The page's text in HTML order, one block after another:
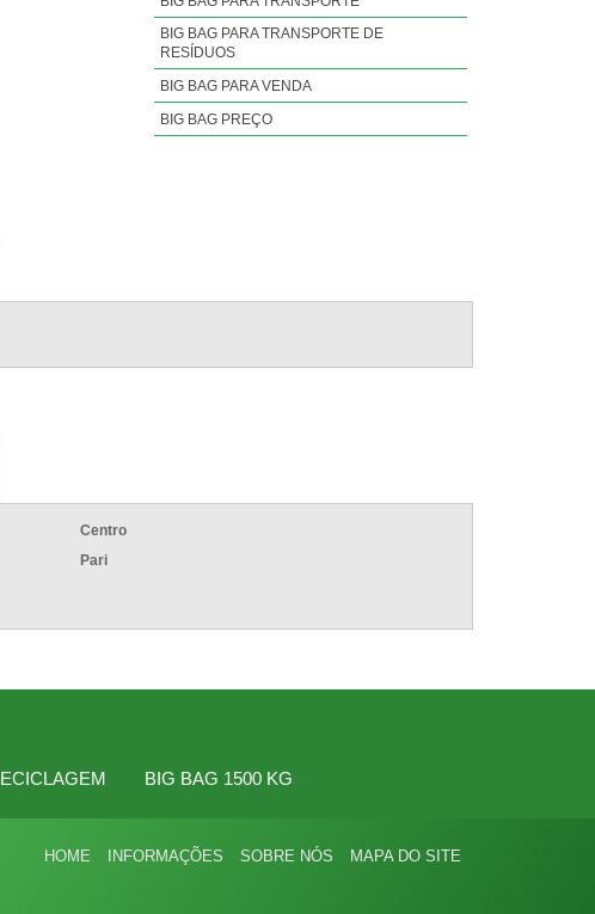
BIG BAG PARA TRANSPORTE DE
RESÍDUOS
BIG BAG PARA VENDA
BIG BAG PREÇO
ENSACADEIRA DE BIG BAG
SACARIAS DE RÁFIA
SACO DE RAFIA
Centro
Pari
BIG BAG 1500 KG
HOME INFORMAÇÕES SOBRE NÓS MAPA DO SITE